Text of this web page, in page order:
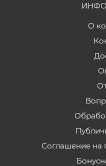
О
Соглашение на